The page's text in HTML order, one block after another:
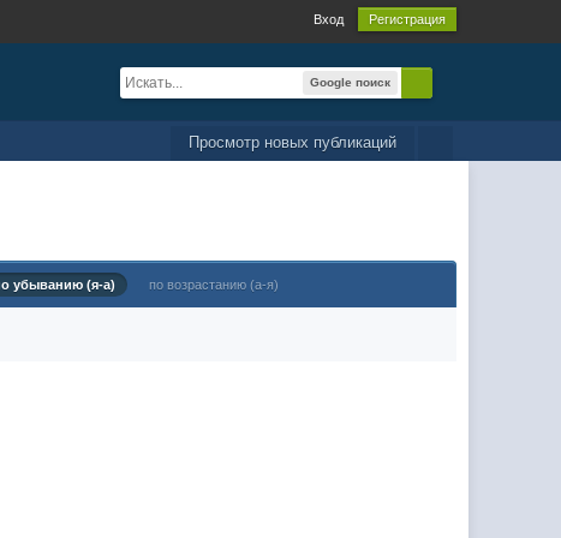
Вход Регистрация
Google поиск
Просмотр новых публикаций
убыванию (я-а) по возрастанию (а-я)